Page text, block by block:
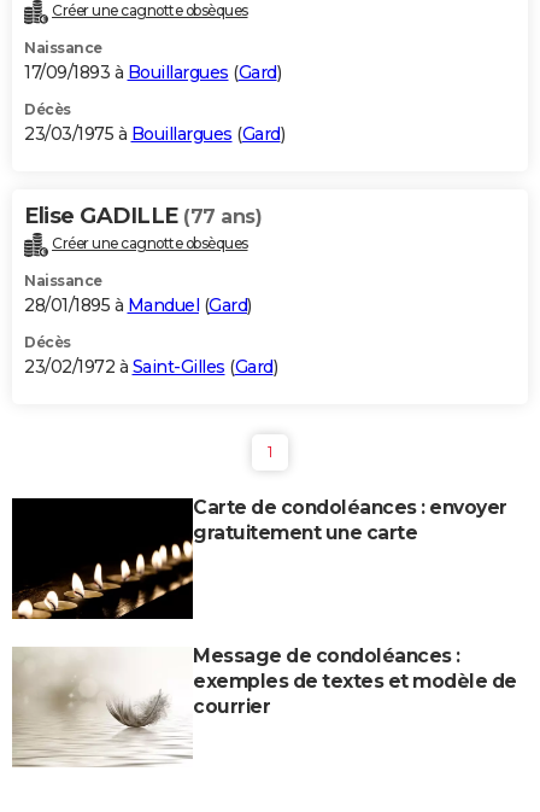
Créer une cagnotte obsèques
Naissance
17/09/1893 à Bouillargues (Gard)
Décès
23/03/1975 à Bouillargues (Gard)
Elise GADILLE (77 ans)
Créer une cagnotte obsèques
Naissance
28/01/1895 à Manduel (Gard)
Décès
23/02/1972 à Saint-Gilles (Gard)
1
Carte de condoléances : envoyer
gratuitement une carte
Message de condoléances :
exemples de textes et modèle de
courrier